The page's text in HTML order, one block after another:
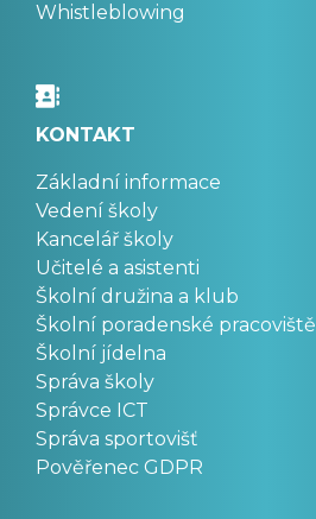
Whistleblowing
KONTAKT
Základní informace
Vedení školy
Kancelář školy
Učitelé a asistenti
Školní družina a klub
Školní poradenské pracoviště
Školní jídelna
Správa školy
Správce ICT
Správa sportovišť
Pověřenec GDPR